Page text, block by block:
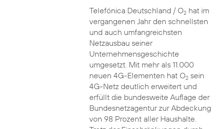
Telefónica Deutschland / O2hat im
vergangenen Jahr den schnellsten
und auch umfangreichsten
Netzausbau seiner
Unternehmensgeschichte
umgesetzt. Mit mehr als 11.000
neuen 4G-Elementen hat O2sein
4G-Netz deutlich erweitert und
erfüllt die bundesweite Auflage der
Bundesnetzagentur zur Abdeckung
von 98 Prozent aller Haushalte.